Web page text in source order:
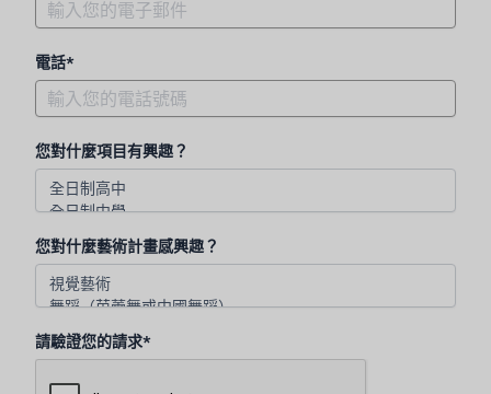
電話*
您對什麼項目有興趣？
您對什麼藝術計畫感興趣？
請驗證您的請求*